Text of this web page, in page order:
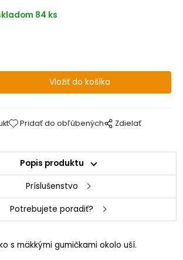
84 ks
Pridať do obľúbených Zdielať
Popis produktu
Príslušenstvo
Potrebujete poradiť?
s mäkkými gumičkami okolo uší.